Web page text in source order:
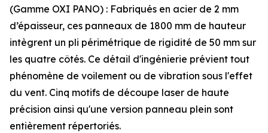
(Gamme OXI PANO) : Fabriqués en acier de 2 mm
d’épaisseur, ces panneaux de 1800 mm de hauteur
intègrent un pli périmétrique de rigidité de 50 mm sur
les quatre côtés. Ce détail d'ingénierie prévient tout
phénomène de voilement ou de vibration sous l'effet
du vent. Cinq motifs de découpe laser de haute
précision ainsi qu'une version panneau plein sont
entièrement répertoriés.